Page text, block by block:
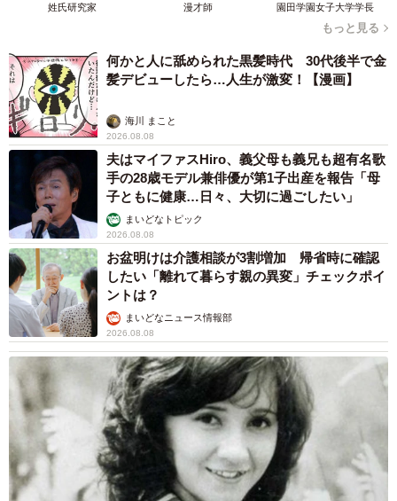
姓氏研究家 漫才師 園田学園女子大学学長
もっと見る
何かと人に舐められた黒髪時代 30代後半で金
髪デビューしたら…人生が激変！【漫画】
海川 まこと
2026.08.08
夫はマイファスHiro、義父母も義兄も超有名歌
手の28歳モデル兼俳優が第1子出産を報告「母
子ともに健康…日々、大切に過ごしたい」
まいどなトピック
2026.08.08
お盆明けは介護相談が3割増加 帰省時に確認
したい「離れて暮らす親の異変」チェックポイ
ントは？
まいどなニュース情報部
2026.08.08